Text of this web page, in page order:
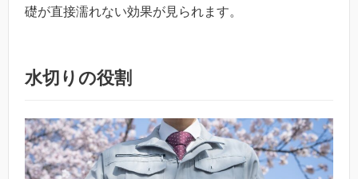
礎が直接濡れない効果が見られます。
水切りの役割